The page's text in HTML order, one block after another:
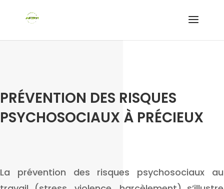
PRÉVENTION DES RISQUES
PSYCHOSOCIAUX À PRÉCIEUX
La prévention des risques psychosociaux au